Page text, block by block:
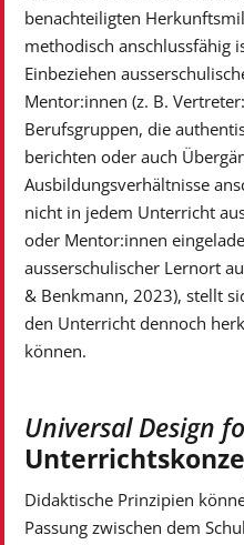
benachteiligten
methodisch anschlussfähig
Einbeziehen
Mentor:innen (z. B.
Berufsgruppen, die
berichten oder auch
Ausbildungsverhältnisse
nicht in jedem Unterricht
oder Mentor:innen
ausserschulischer Lernort
& Benkmann, 2023), stellt
den Unterricht dennoch
können.
Universal Design
Didaktische Prinzipien
Passung zwischen dem